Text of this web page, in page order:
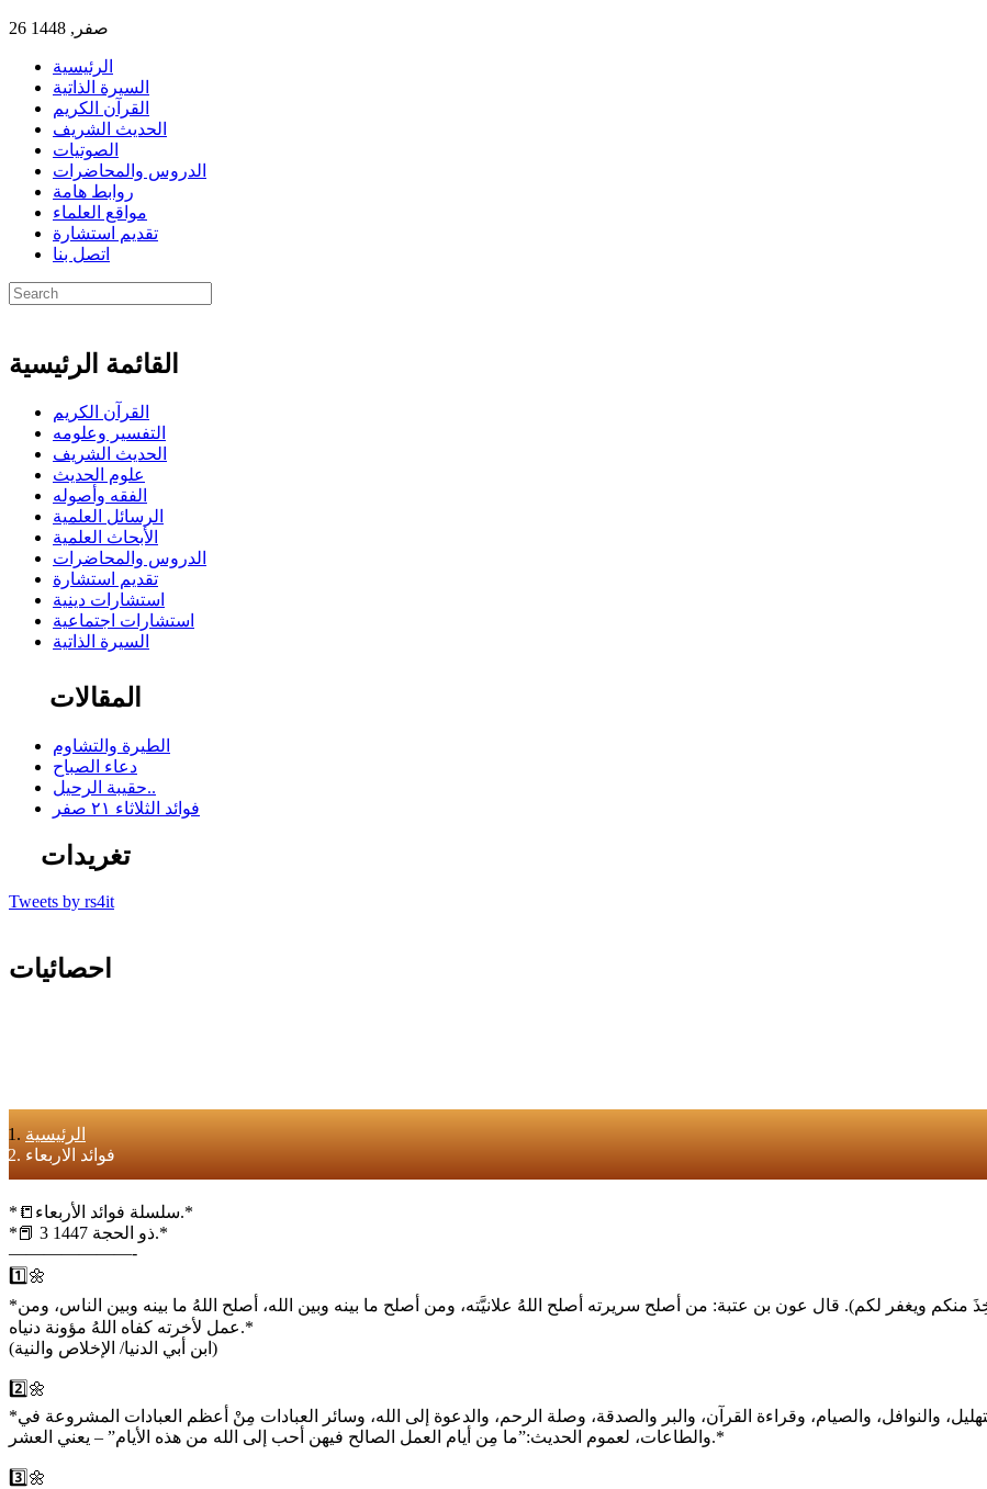
26 صفر, 1448
الرئيسية
السيرة الذاتية
القرآن الكريم
الحديث الشريف
الصوتيات
الدروس والمحاضرات
روابط هامة
مواقع العلماء
تقديم استشارة
اتصل بنا
القائمة الرئيسية
القرآن الكريم
التفسير وعلومه
الحديث الشريف
علوم الحديث
الفقه وأصوله
الرسائل العلمية
الأبحاث العلمية
الدروس والمحاضرات
تقديم استشارة
استشارات دينية
استشارات اجتماعية
السيرة الذاتية
المقالات
الطيرة والتشاوم
دعاء الصباح
حقيبة الرحيل..
فوائد الثلاثاء ٢١ صفر
تغريدات
Tweets by rs4it
احصائيات
الرئيسية
فوائد الاربعاء
*📒سلسلة فوائد الأربعاء.*
*📕 3 ذو الحجة 1447.*
———————-
1️⃣🌼
*قال تعالى:(إِن يَعۡلَمِ اللهُ فِي قُلُوبِكُمۡ خيرًا يُؤۡتِكُمۡ خيرًا مِّمَّا أُخِذَ منكم ويغفر لكم). قال عون بن عتبة: من أصلح سريرته أصلح اللهُ علانيَّته، ومن أصلح ما بينه وبين الله، أصلح اللهُ ما بينه وبين الناس، ومن
عمل لأخرته كفاه اللهُ مؤونة دنياه.*
(ابن أبي الدنيا/ الإخلاص والنية)
2️⃣🌼
*مِنْ أعظم العبادات المشروعة في ‎عشر ذي الحجة؛ الحج لمن استطاع، والأضحية،والتكبير والتهليل، والنوافل، والصيام، وقراءة القرآن، والبر والصدقة، وصلة الرحم، والدعوة إلى الله، وسائر العبادات
والطاعات، لعموم الحديث:”ما مِن أيام العمل الصالح فيهن أحب إلى الله من هذه الأيام” – يعني العشر.*
3️⃣🌼